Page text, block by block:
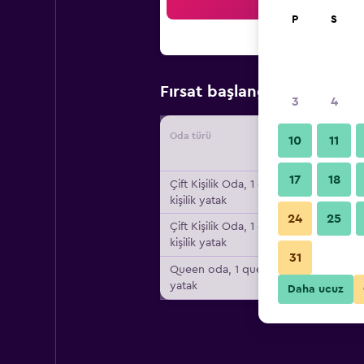
Fırsat başlangıç fiyatı
Oda türü Tedarikçi
Çift ​Kişilik Oda, 1 çift
kişilik yatak
Çift ​Kişilik Oda, 1 çift
kişilik yatak
Queen oda, 1 queen
yatak
P S
3 4
10 11
17 18
24 25
31
Daha ucuz